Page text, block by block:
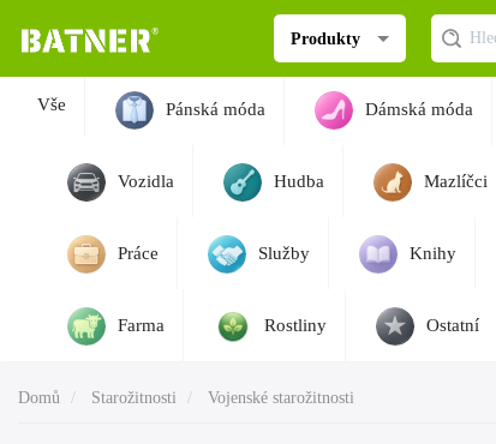
Produkty
Vše Pánská móda Dámská móda
Vozidla Hudba Mazlíčci
Práce Služby Knihy
Farma Rostliny Ostatní
Domů Starožitnosti Vojenské starožitnosti